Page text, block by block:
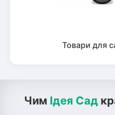
Товари для
Чим Ідея Сад